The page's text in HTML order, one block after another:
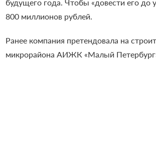
будущего года. Чтобы «довести его до
800 миллионов рублей.
Ранее компания претендовала на
микрорайона АИЖК «Малый